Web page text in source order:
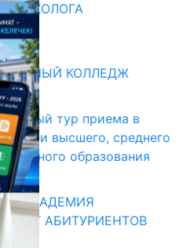
ПСИХОЛОГА
КОЛЛЕДЖ
первый тур приема в
высшего, среднего
образования
АКАДЕМИЯ
АБИТУРИЕНТОВ